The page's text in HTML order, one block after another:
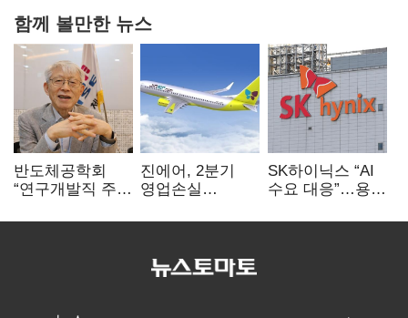
함께 볼만한 뉴스
반도체공학회
“연구개발직 주
개선해야”
진에어, 2분기
영업손실
상승 여파
SK하이닉스 “AI
수요 대응”…용인
투자